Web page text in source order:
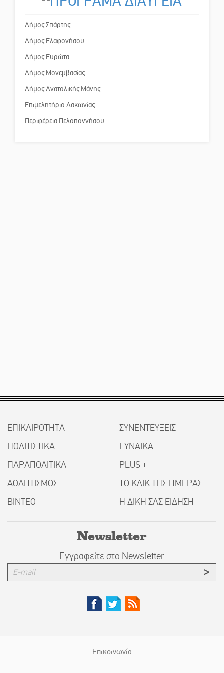
Το δικό σας σχόλιο: «Κύριε
επιστολή στον δήμαρχο Σπάρτης
για τη λειτουργία του ΚΑΠΗ
Το δικό σας σχόλιο: Παράδειγμα
κοινωνικής αναισθησίας
Δήμος Σπάρτης
Δήμος Ελαφονήσου
Δήμος Ευρώτα
Δήμος Μονεμβασίας
Δήμος Ανατολικής Μάνης
Επιμελητήριο Λακωνίας
Περιφέρεια Πελοποννήσου
ΕΠΙΚΑΙΡΟΤΗΤΑ
ΠΟΛΙΤΙΣΤΙΚΑ
ΠΑΡΑΠΟΛΙΤΙΚΑ
ΑΘΛΗΤΙΣΜΟΣ
ΒΙΝΤΕΟ
ΣΥΝΕΝΤΕΥΞΕΙΣ
ΓΥΝΑΙΚΑ
PLUS +
ΤΟ ΚΛΙΚ ΤΗΣ ΗΜΕΡΑΣ
Η ΔΙΚΗ ΣΑΣ ΕΙΔΗΣΗ
Newsletter
Εγγραφείτε στο Newsletter
Επικοινωνία